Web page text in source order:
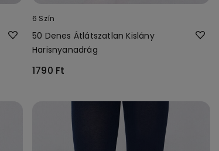
6 Szín
50 Denes Átlátszatlan Kislány
Harisnyanadrág
1790 Ft